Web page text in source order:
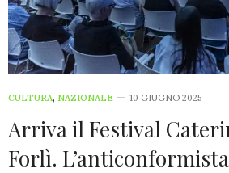
CULTURA, NAZIONALE 10 GIUGNO 2025
Arriva il Festival
Forlì.